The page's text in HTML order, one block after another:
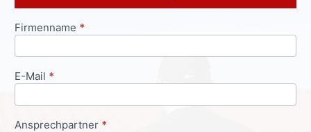
Anfrageformular
Firmenname *
E-Mail *
Ansprechpartner *